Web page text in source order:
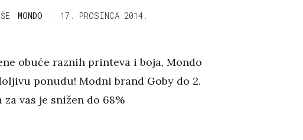
MONDO 17. PROSINCA 2014.
obuće raznih printeva i boja, Mondo
ponudu! Modni brand Goby do 2.
za vas je snižen do 68%